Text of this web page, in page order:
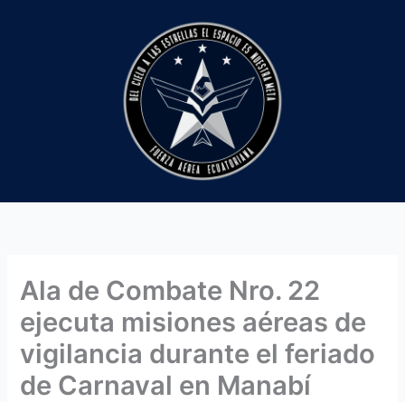
Ala de Combate Nro. 22
ejecuta misiones aéreas de
vigilancia durante el feriado
de Carnaval en Manabí